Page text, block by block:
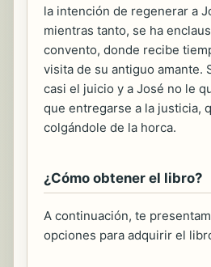
la intención de regenerar a
mientras tanto, se ha
convento, donde recibe
visita de su antiguo amante.
casi el juicio y a José no le
que entregarse a la justicia,
colgándole de la horca.
¿Cómo obtener el libro?
A continuación, te
opciones para adquirir el